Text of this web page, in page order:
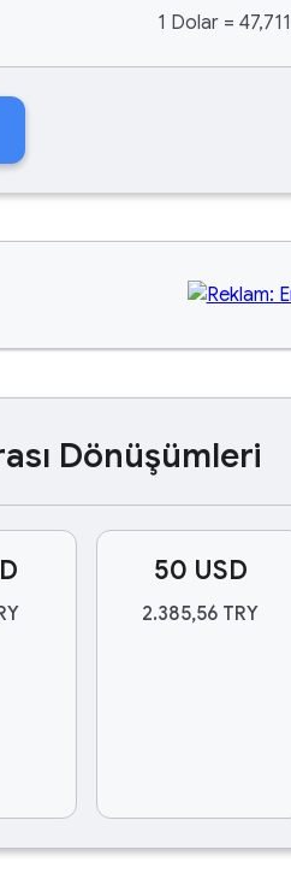
1 Dolar =
Dönüşümleri
50 USD
2.385,56 TRY